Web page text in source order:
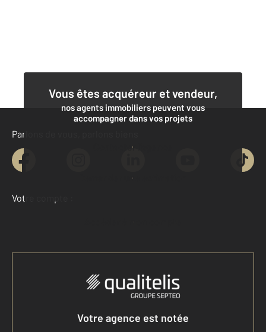
Vous êtes acquéreur et vendeur,
nos agents immobiliers peuvent vous
accompagner dans vos projets
Contacter l'agence
Demander une estimation
Parlons de vous, parlons biens
Votre compte :
Accéder à mon compte
Votre agence est notée